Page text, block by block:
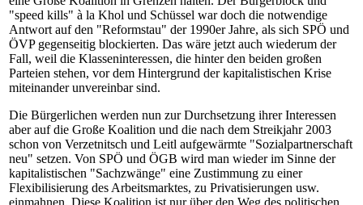
"speed kills" à la Khol und Schüssel war doch die notwendige
Antwort auf den "Reformstau" der 1990er Jahre, als sich SPÖ und
ÖVP gegenseitig blockierten. Das wäre jetzt auch wiederum der
Fall, weil die Klasseninteressen, die hinter den beiden großen
Parteien stehen, vor dem Hintergrund der kapitalistischen Krise
miteinander unvereinbar sind.
Die Bürgerlichen werden nun zur Durchsetzung ihrer Interessen
aber auf die Große Koalition und die nach dem Streikjahr 2003
schon von Verzetnitsch und Leitl aufgewärmte "Sozialpartnerschaft
neu" setzen. Von SPÖ und ÖGB wird man wieder im Sinne der
kapitalistischen "Sachzwänge" eine Zustimmung zu einer
Flexibilisierung des Arbeitsmarktes, zu Privatisierungen usw.
einmahnen. Diese Koalition ist nur über den Weg des politischen